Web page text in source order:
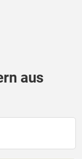
aus